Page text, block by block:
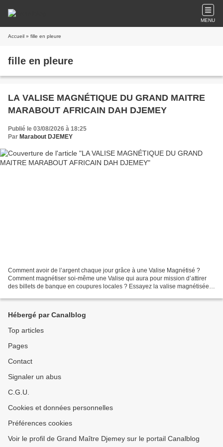
MENU
Accueil » fille en pleure
fille en pleure
​LA VALISE MAGNÉTIQUE DU GRAND MAITRE
MARABOUT AFRICAIN DAH DJEMEY
Publié le 03/08/2026 à 18:25
Par Marabout DJEMEY
Comment avoir de l’argent chaque jour grâce à une Valise Magnétisé ?
Comment magnétiser soi-même une Valise qui aura pour mission d’attirer
des billets de banque en coupures locales ? Essayez la valise magnétisée
Hébergé par Canalblog
Top articles
Pages
Contact
Signaler un abus
C.G.U.
Cookies et données personnelles
Préférences cookies
Voir le profil de Grand Maître Djemey sur le portail Canalblog